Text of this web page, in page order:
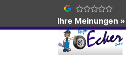
Ihre Meinungen »